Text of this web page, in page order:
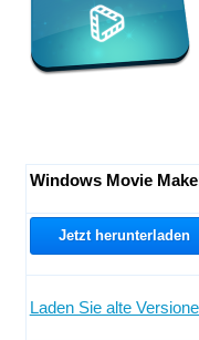
Windows Movie
Jetzt herunterladen
Laden Sie alte